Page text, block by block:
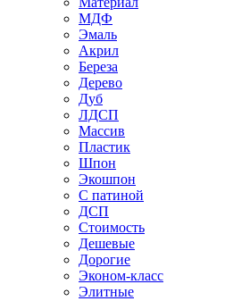
МДФ
Эмаль
Акрил
Береза
Дерево
Дуб
ЛДСП
Массив
Пластик
Шпон
Экошпон
С патиной
ДСП
Стоимость
Дешевые
Дорогие
Эконом-класс
Элитные